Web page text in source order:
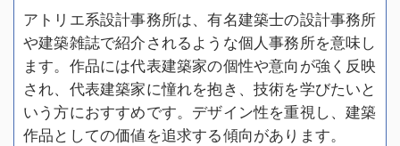
アトリエ系設計事務所は、有名建築士の設計事務所
や建築雑誌で紹介されるような個人事務所を意味し
ます。作品には代表建築家の個性や意向が強く反映
され、代表建築家に憧れを抱き、技術を学びたいと
いう方におすすめです。デザイン性を重視し、建築
作品としての価値を追求する傾向があります。